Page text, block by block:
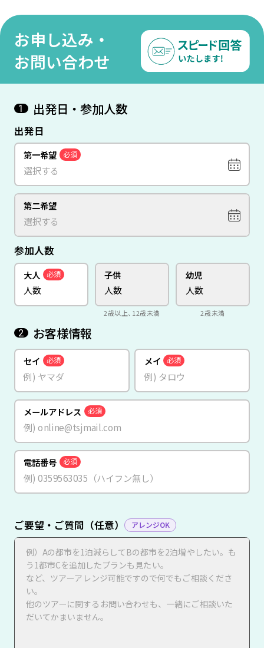
航空利用】
受託手荷物20KG込み●
【成
用】
お申し込み・
お問い合わせ
1 出発日・参加人数
出発日
第一希望 必須
第二希望
参加人数
大人 必須 子供
2歳以上、12歳未満
幼児
2歳未満
2 お客様情報
セイ 必須 メイ 必須
メールアドレス 必須
電話番号 必須
ご要望・ご質問（任意） アレンジOK